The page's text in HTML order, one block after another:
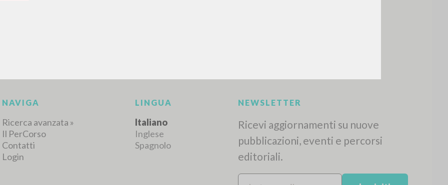
NAVIGA LINGUA NEWSLETTER
Ricevi aggiornamenti su nuove